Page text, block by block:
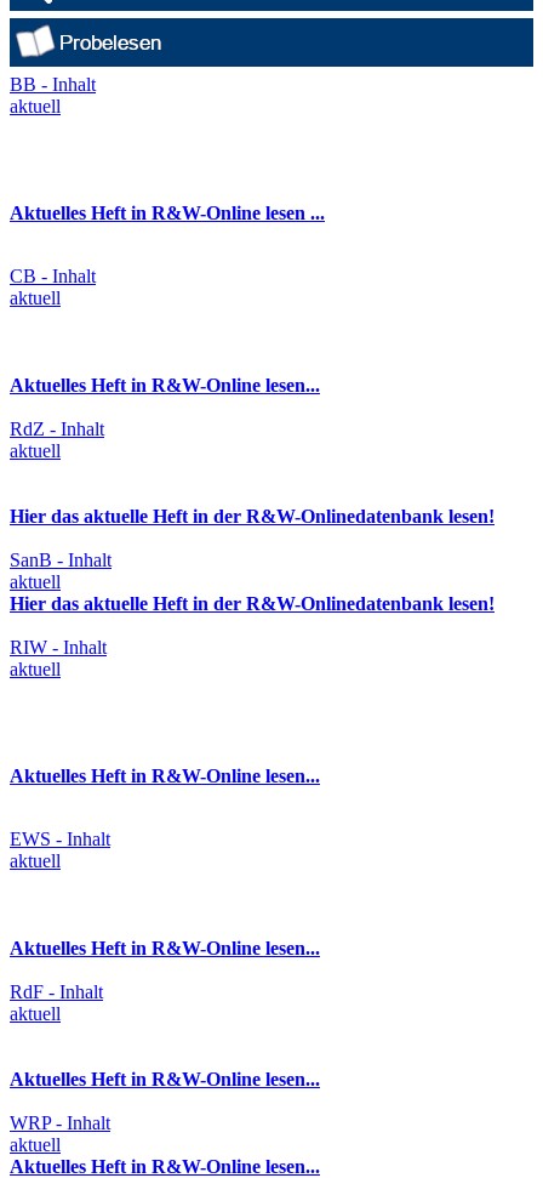
BB - Inhalt
aktuell
Aktuelles Heft in R&W-Online lesen ...
CB - Inhalt
aktuell
Aktuelles Heft in R&W-Online lesen...
RdZ - Inhalt
aktuell
Hier das aktuelle Heft in der R&W-Onlinedatenbank lesen!
SanB - Inhalt
aktuell
Hier das aktuelle Heft in der R&W-Onlinedatenbank lesen!
RIW - Inhalt
aktuell
Aktuelles Heft in R&W-Online lesen...
EWS - Inhalt
aktuell
Aktuelles Heft in R&W-Online lesen...
RdF - Inhalt
aktuell
Aktuelles Heft in R&W-Online lesen...
WRP - Inhalt
aktuell
Aktuelles Heft in R&W-Online lesen...